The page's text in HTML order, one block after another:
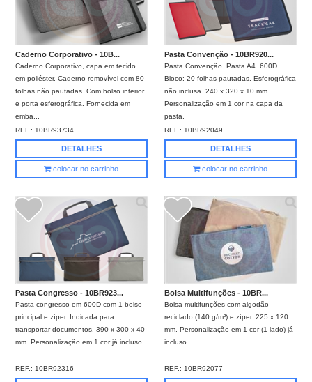
Caderno Corporativo - 10B...
Caderno Corporativo, capa em tecido
em poliéster. Caderno removível com 80
folhas não pautadas. Com bolso interior
e porta esferográfica. Fornecida em
emba...
REF.:10BR93734
DETALHES
colocar no carrinho
Pasta Convenção - 10BR920...
Pasta Convenção. Pasta A4. 600D.
Bloco: 20 folhas pautadas. Esferográfica
não inclusa. 240 x 320 x 10 mm.
Personalização em 1 cor na capa da
pasta.
REF.:10BR92049
DETALHES
colocar no carrinho
Pasta Congresso - 10BR923...
Pasta congresso em 600D com 1 bolso
principal e zíper. Indicada para
transportar documentos. 390 x 300 x 40
mm. Personalização em 1 cor já incluso.
REF.: 10BR92316
Bolsa Multifunções - 10BR...
Bolsa multifunções com algodão
reciclado (140 g/m²) e zíper. 225 x 120
mm. Personalização em 1 cor (1 lado) já
incluso.
REF.: 10BR92077